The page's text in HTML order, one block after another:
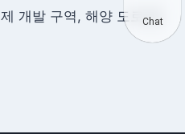
개발 구역, 해양 도로 동
Chat